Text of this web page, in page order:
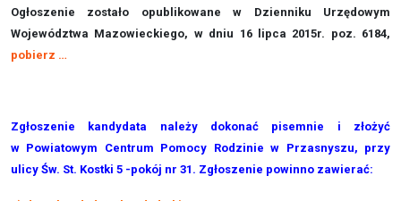
Ogłoszenie zostało opublikowane w Dzienniku Urzędowym
Województwa Mazowieckiego, w dniu 16 lipca 2015r. poz. 6184,
pobierz …
Zgłoszenie kandydata należy dokonać pisemnie i złożyć
w Powiatowym Centrum Pomocy Rodzinie w Przasnyszu, przy
ulicy Św. St. Kostki 5 -pokój nr 31. Zgłoszenie powinno zawierać: